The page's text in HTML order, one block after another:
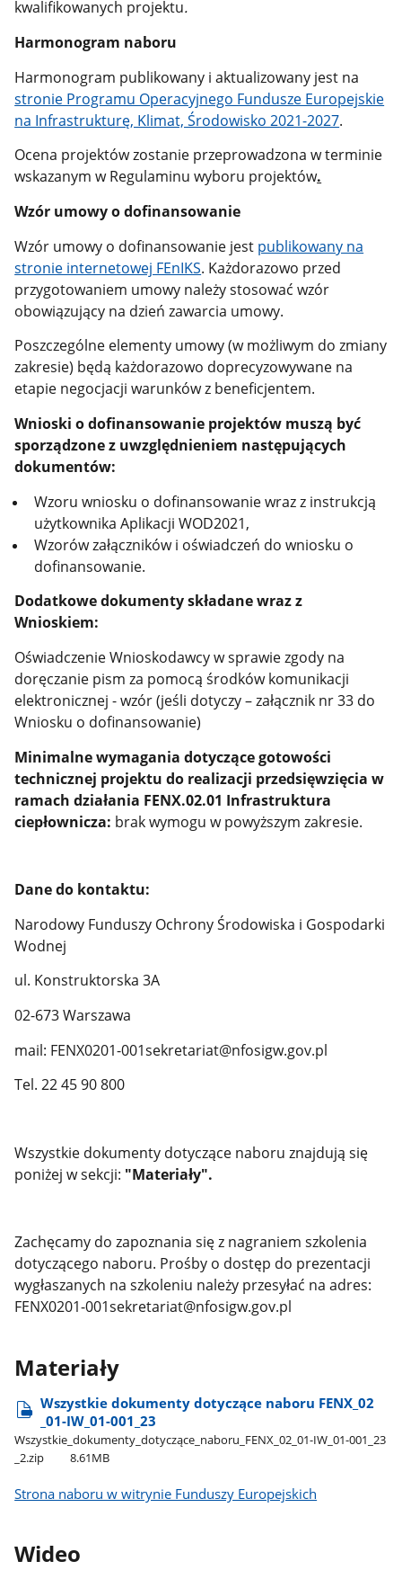
kwalifikowanych projektu.
Harmonogram naboru
Harmonogram publikowany i aktualizowany jest na
stronie Programu Operacyjnego Fundusze Europejskie
na Infrastrukturę, Klimat, Środowisko 2021-2027.
Ocena projektów zostanie przeprowadzona w terminie
wskazanym w Regulaminu wyboru projektów.
Wzór umowy o dofinansowanie
Wzór umowy o dofinansowanie jest publikowany na
stronie internetowej FEnIKS. Każdorazowo przed
przygotowaniem umowy należy stosować wzór
obowiązujący na dzień zawarcia umowy.
Poszczególne elementy umowy (w możliwym do zmiany
zakresie) będą każdorazowo doprecyzowywane na
etapie negocjacji warunków z beneficjentem.
Wnioski o dofinansowanie projektów muszą być
sporządzone z uwzględnieniem następujących
dokumentów:
Wzoru wniosku o dofinansowanie wraz z instrukcją
użytkownika Aplikacji WOD2021,
Wzorów załączników i oświadczeń do wniosku o
dofinansowanie.
Dodatkowe dokumenty składane wraz z
Wnioskiem:
Oświadczenie Wnioskodawcy w sprawie zgody na
doręczanie pism za pomocą środków komunikacji
elektronicznej - wzór (jeśli dotyczy – załącznik nr 33 do
Wniosku o dofinansowanie)
Minimalne wymagania dotyczące gotowości
technicznej projektu do realizacji przedsięwzięcia w
ramach działania FENX.02.01 Infrastruktura
ciepłownicza: brak wymogu w powyższym zakresie.
Dane do kontaktu:
Narodowy Funduszy Ochrony Środowiska i Gospodarki
Wodnej
ul. Konstruktorska 3A
02-673 Warszawa
mail: FENX0201-001sekretariat@nfosigw.gov.pl
Tel. 22 45 90 800
Wszystkie dokumenty dotyczące naboru znajdują się
poniżej w sekcji: "Materiały".
Zachęcamy do zapoznania się z nagraniem szkolenia
dotyczącego naboru. Prośby o dostęp do prezentacji
wygłaszanych na szkoleniu należy przesyłać na adres:
FENX0201-001sekretariat@nfosigw.gov.pl
Materiały
Wszystkie dokumenty dotyczące naboru FENX​_02​
_01-IW​_01-001​_23
Wszystkie​_dokumenty​_dotyczące​_naboru​_FENX​_02​_01-IW​_01-001​_23​
_2.zip
8.61MB
Strona naboru w witrynie Funduszy Europejskich
Wideo